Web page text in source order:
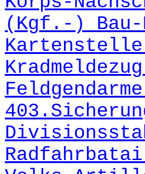
(Kgf.-)
Kartenstelle